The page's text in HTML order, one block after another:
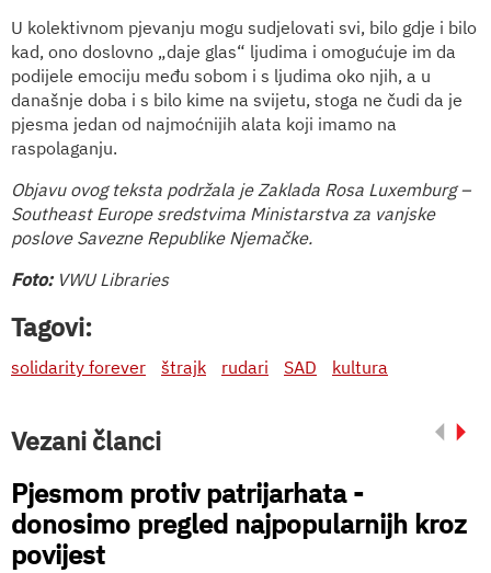
U kolektivnom pjevanju mogu sudjelovati svi, bilo gdje i bilo
kad, ono doslovno „daje glas“ ljudima i omogućuje im da
podijele emociju među sobom i s ljudima oko njih, a u
današnje doba i s bilo kime na svijetu, stoga ne čudi da je
pjesma jedan od najmoćnijih alata koji imamo na
raspolaganju.
Objavu ovog teksta podržala je Zaklada Rosa Luxemburg –
Southeast Europe sredstvima Ministarstva za vanjske
poslove Savezne Republike Njemačke.
Foto:VWU Libraries
Tagovi:
solidarity forever štrajk rudari SAD kultura
Vezani članci
Pjesmom protiv patrijarhata -
donosimo pregled najpopularnijh kroz
povijest